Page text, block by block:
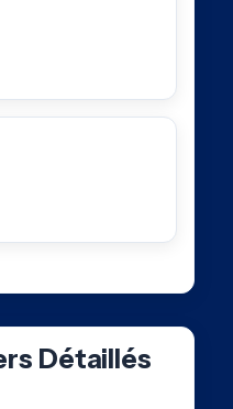
Détaillés